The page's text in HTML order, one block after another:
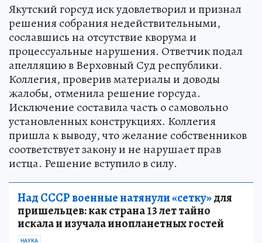
Якутский горсуд иск удовлетворил и признал
решения собрания недействительными,
сославшись на отсутствие кворума и
процессуальные нарушения. Ответчик подал
апелляцию в Верховный Суд республики.
Коллегия, проверив материалы и доводы
жалобы, отменила решение горсуда.
Исключение составила часть о самовольно
установленных конструкциях. Коллегия
пришла к выводу, что желание собственников
соответствует закону и не нарушает прав
истца. Решение вступило в силу.
Над СССР военные натянули «сетку»для
пришельцев: как страна 13 лет тайно
искала и изучала инопланетных гостей
НАУКА